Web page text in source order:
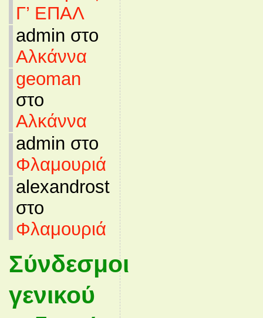
Γ’ ΕΠΑΛ
admin στο
Αλκάννα
geoman
στο
Αλκάννα
admin στο
Φλαμουριά
alexandrost
στο
Φλαμουριά
Σύνδεσμοι
γενικού